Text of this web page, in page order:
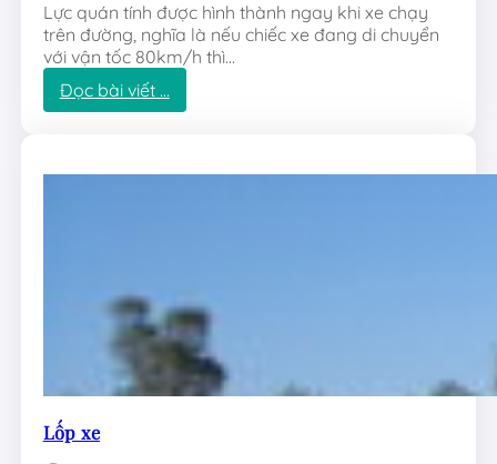
Lực quán tính được hình thành ngay khi xe chạy
trên đường, nghĩa là nếu chiếc xe đang di chuyển
với vận tốc 80km/h thì…
Đọc bài viết …:
T
k
Lốp xe